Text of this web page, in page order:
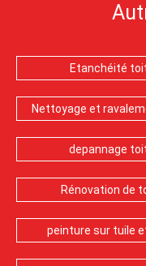
Etanchéité
Nettoyage et
depannage
Rénovation de
peinture sur tuile